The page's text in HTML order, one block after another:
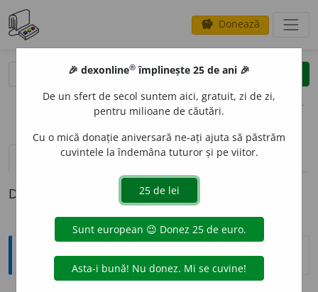
savings Donează
clear
opțiuni
definiții (1) pronunțievolume_up (1)
Definiția cu ID-ul 1177669:
Explicative DEX
🎉 dexonline® împlinește 25 de ani 🎉
De un sfert de secol suntem aici, gratuit, zi de zi,
pentru milioane de căutări.
Cu o mică donație aniversară ne-ați ajuta să păstrăm
cuvintele la îndemâna tuturor și pe viitor.